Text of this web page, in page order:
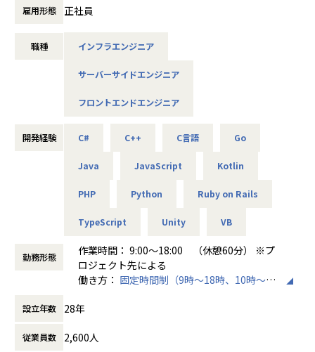
◎エンジニアファーストの環境
考えのもと、エンジニアの成長を第一としております。元エ
行う他、業務の相談等気軽にできる環境や、資格取得支援制
残業は月平均10H 程度で、リモートができる案件もありま
また、有給休暇取得率も80 ％超と休みが取りやすい環境も嬉
これにより、4年連続で「健康経営優良法人2026（大企業法
会社の定める範囲
※プロジェクトはこれまでのご経験やご希望に応じて決定い
たします。
【業務内容】
・Webアプリ開発／PHP、Java
・シュミレーションシステム開発／Unity、 C#、VB.NET
=====福岡拠点の魅力=====
…まだ小規模だからこそ組織・文化づくりに直接携われま
◎拠点の成長＝自身の成長を実感できる
任も可能です。
◎社員同士の距離の近さ
…意見を出しやすく、また成果がダイレクトに評価されや
1999年、2名から京都でスタートした当社。今では従業員約
雇用形態 正社員
職種 インフラエンジニア
サーバーサイドエンジニア
フロントエンドエンジニア
開発経験 C# C++ C言語 Go
Java JavaScript Kotlin
PHP Python Ruby on Rails
TypeScript Unity VB
勤務形態
作業時間： 9:00～18:00 （休憩60分） ※プ
ロジェクト先による
働き方： 固定時間制（9時～18時、10時～19
時間外労働の有無： 有（月平均10時間）
設立年数 28年
従業員数 2,600人